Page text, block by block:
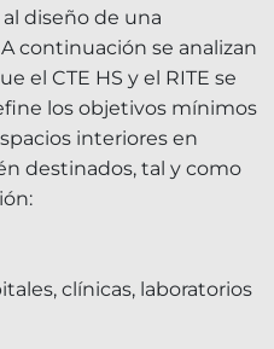
al diseño de una
continuación se analizan
el CTE HS y el RITE se
los objetivos mínimos
interiores en
destinados, tal y como
clínicas, laboratorios